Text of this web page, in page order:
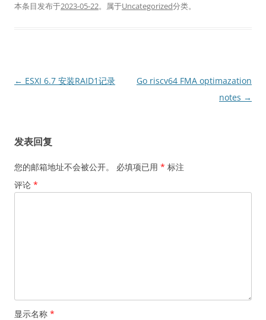
本条目发布于2023-05-22。属于Uncategorized分类。
文
← ESXI 6.7 安装RAID1记录
Go riscv64 FMA optimazation
notes →
发表回复
您的邮箱地址不会被公开。 必填项已用 * 标注
评论 *
显示名称 *